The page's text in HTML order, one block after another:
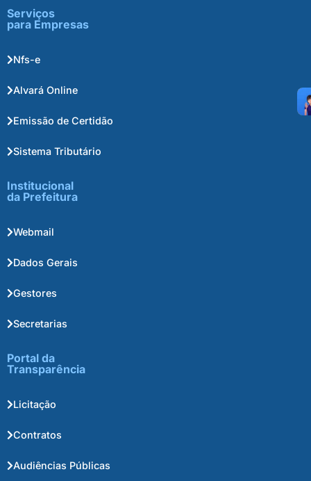
Serviços
para Empresas
Nfs-e
Alvará Online
Emissão de Certidão
Sistema Tributário
Institucional
da Prefeitura
Webmail
Dados Gerais
Gestores
Secretarias
Portal da
Transparência
Licitação
Contratos
Audiências Públicas